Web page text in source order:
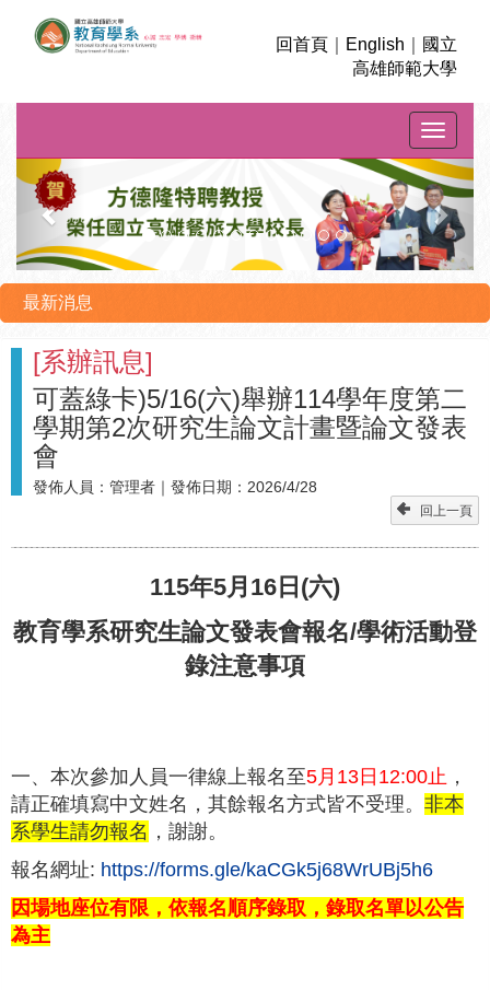
回首頁 English
國立
高雄師範大學
Toggle
上
一
則
下
一
則
最新消息
[系辦訊息]
可蓋綠卡)5/16(六)舉辦114學年度第二
學期第2次研究生論文計畫暨論文發表
會
發佈人員： 管理者 ｜發佈日期： 2026/4/28
回上一頁
115年5月16日(六)
教育學系研究生論文發表會報名/學術活動登
錄注意事項
一、本次參加人員一律線上報名至5月13日12:00止 ，
請正確填寫中文姓名，其餘報名方式皆不受理。 非本
系學生請勿報名 ，謝謝。
報名網址: https://forms.gle/kaCGk5j68WrUBj5h6
因場地座位有限，依報名順序錄取，錄取名單以公告
為主